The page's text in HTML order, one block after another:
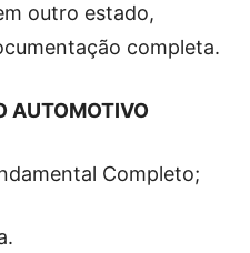
outro estado,
completa.
AUTOMOTIVO
Completo;